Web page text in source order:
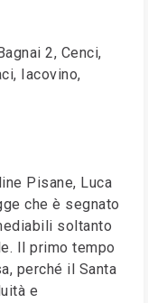
2, Cenci,
Iacovino,
Pisane, Luca
che è segnato
soltanto
Il primo tempo
perché il Santa
e